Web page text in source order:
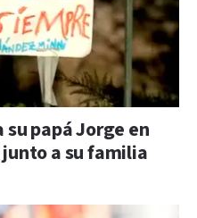
su papá Jorge en
a su familia